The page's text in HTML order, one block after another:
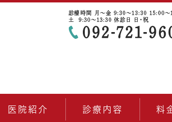
医院紹介 診療内容 料